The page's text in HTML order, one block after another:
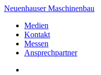
Neuenhauser Maschinenbau
Medien
Kontakt
Messen
Ansprechpartner